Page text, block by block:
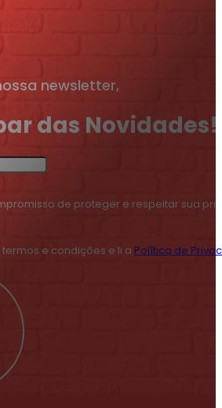
newsletter,
das Novidades!
de proteger e respeitar sua
e condições e li a Política de